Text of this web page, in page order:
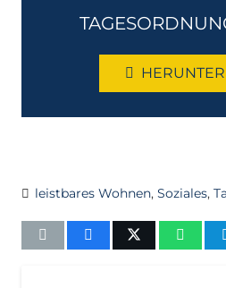
leistbares Wohnen, Soziales,